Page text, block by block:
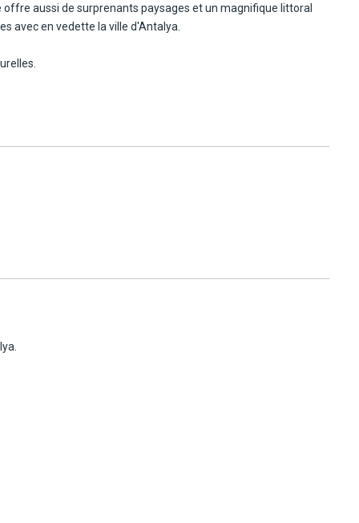
aussi de surprenants paysages et un magnifique littoral
avec en vedette la ville d'Antalya.